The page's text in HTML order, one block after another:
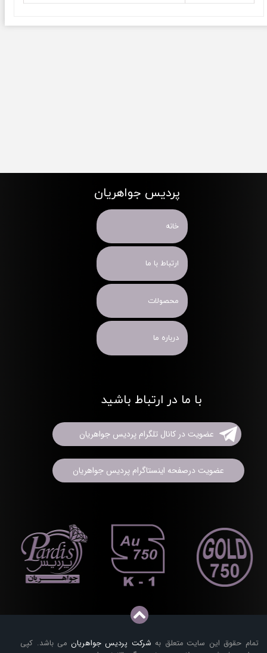
تمام حقوق این سایت متعلق به شرکت پردیس جواهریان می باشد. کپی
پردیس جواهریان
خانه
ارتباط با ما
محصولات
درباره ما
با ما در ارتباط باشید
عضویت در کانال تلگرام پردیس جواهریان
عضویت درصفحه اینستاگرام پردیس جواهریان